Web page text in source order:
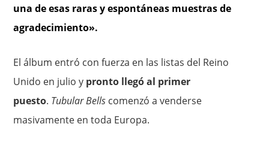
una de esas raras y espontáneas muestras de
agradecimiento».
El álbum entró con fuerza en las listas del Reino
Unido en julio y pronto llegó al primer
puesto. Tubular Bells comenzó a venderse
masivamente en toda Europa.